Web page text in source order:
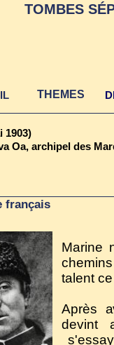
français
1903)
Oa, archipel des
Marine
talent
Après
devint
THEMES
TOMBES